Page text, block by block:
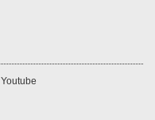
Youtube